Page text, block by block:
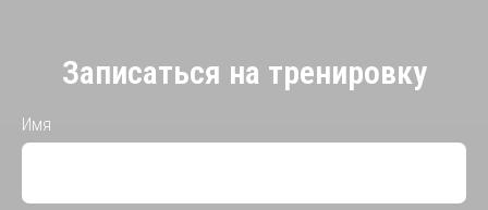
Записаться на тренировку
Имя